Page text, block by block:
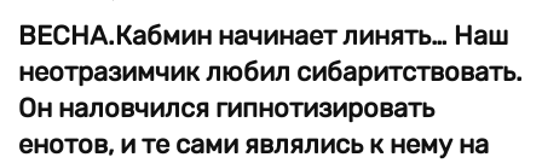
ВЕСНА.Кабмин начинает линять… Наш
неотразимчик любил сибаритствовать.
Он наловчился гипнотизировать
енотов, и те сами являлись к нему на